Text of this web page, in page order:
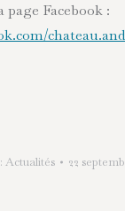
Facebook :
Actualités 22